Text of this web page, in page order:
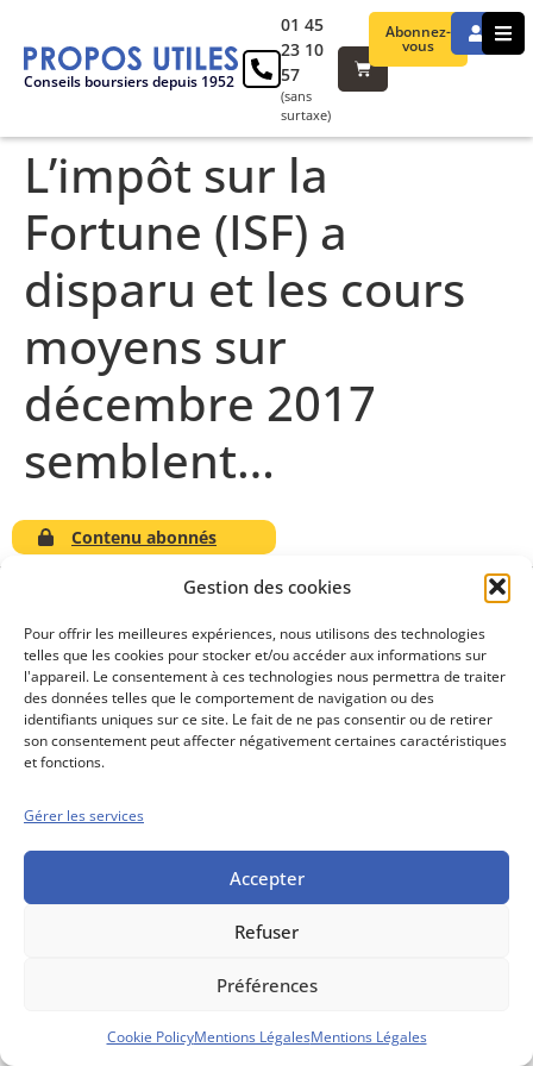
Gestion des cookies
Pour offrir les meilleures expériences, nous utilisons des technologies
telles que les cookies pour stocker et/ou accéder aux informations sur
l'appareil. Le consentement à ces technologies nous permettra de traiter
des données telles que le comportement de navigation ou des
identifiants uniques sur ce site. Le fait de ne pas consentir ou de retirer
son consentement peut affecter négativement certaines caractéristiques
et fonctions.
Gérer les services
Accepter
Refuser
Préférences
Cookie PolicyMentions LégalesMentions Légales
Conseils boursiers depuis 1952
Abonnez-
vous
01 45
23 10
57
(sans
surtaxe)
L’impôt sur la
Fortune (ISF) a
disparu et les cours
moyens sur
décembre 2017
semblent…
Contenu abonnés
Conseils boursiers depuis 1952
Propos Utiles est
une publication
des Editions
Marigny